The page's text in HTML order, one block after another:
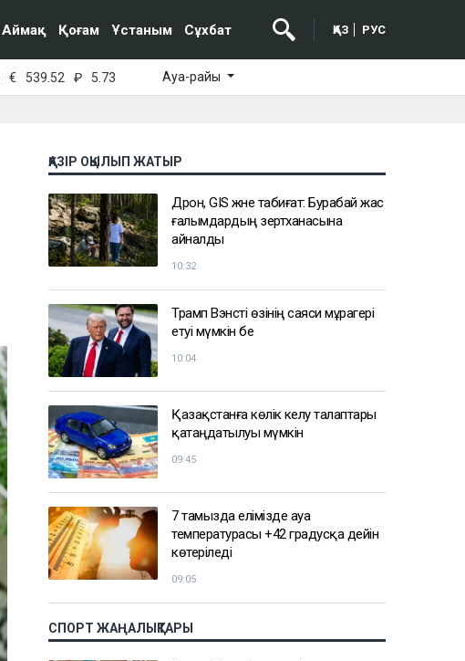
Аймақ Қоғам Ұстаным Сұхбат ҚАЗ РУС
€ 539.52 ₽ 5.73 Ауа-райы
ҚАЗІР ОҚЫЛЫП ЖАТЫР
Дрон, GIS және табиғат: Бурабай жас
ғалымдардың зертханасына
айналды
10:32
Трамп Вэнсті өзінің саяси мұрагері
етуі мүмкін бе
10:04
Қазақстанға көлік әкелу талаптары
қатаңдатылуы мүмкін
09:45
7 тамызда елімізде ауа
температурасы +42 градусқа дейін
көтеріледі
09:05
СПОРТ ЖАҢАЛЫҚТАРЫ